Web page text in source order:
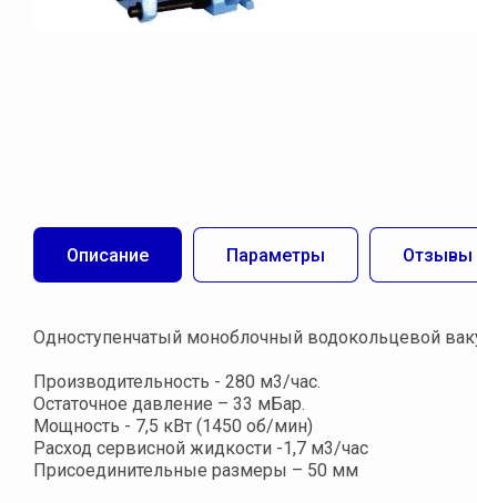
Описание Параметры Отзывы
Одноступенчатый моноблочный водокольцевой
Производительность - 280 м3/час.
Остаточное давление – 33 мБар.
Мощность - 7,5 кВт (1450 об/мин)
Расход сервисной жидкости -1,7 м3/час
Присоединительные размеры – 50 мм